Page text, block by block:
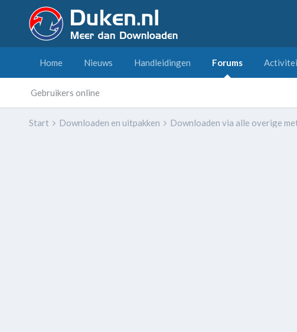
Home Nieuws Handleidingen Forums
Gebruikers online
Start Downloaden en uitpakken Downloaden via alle overige